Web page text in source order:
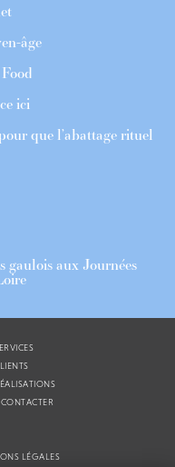
âge
ici
que l’abattage rituel
gaulois aux Journées
LÉGALES